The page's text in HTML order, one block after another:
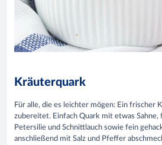
Kräuterquark
Für alle, die es leichter mögen: Ein frischer
zubereitet. Einfach Quark mit etwas
Petersilie und Schnittlauch sowie fein
anschließend mit Salz und Pfeffer